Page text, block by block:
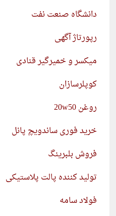
دانشگاه صنعت نفت
رپورتاژ آگهی
میکسر و خمیرگیر قنادی
کوپلرسازان
روغن 20w50
خرید فوری ساندویچ پانل
فروش بلبرینگ
تولید کننده پالت پلاستیکی
فولاد سامه